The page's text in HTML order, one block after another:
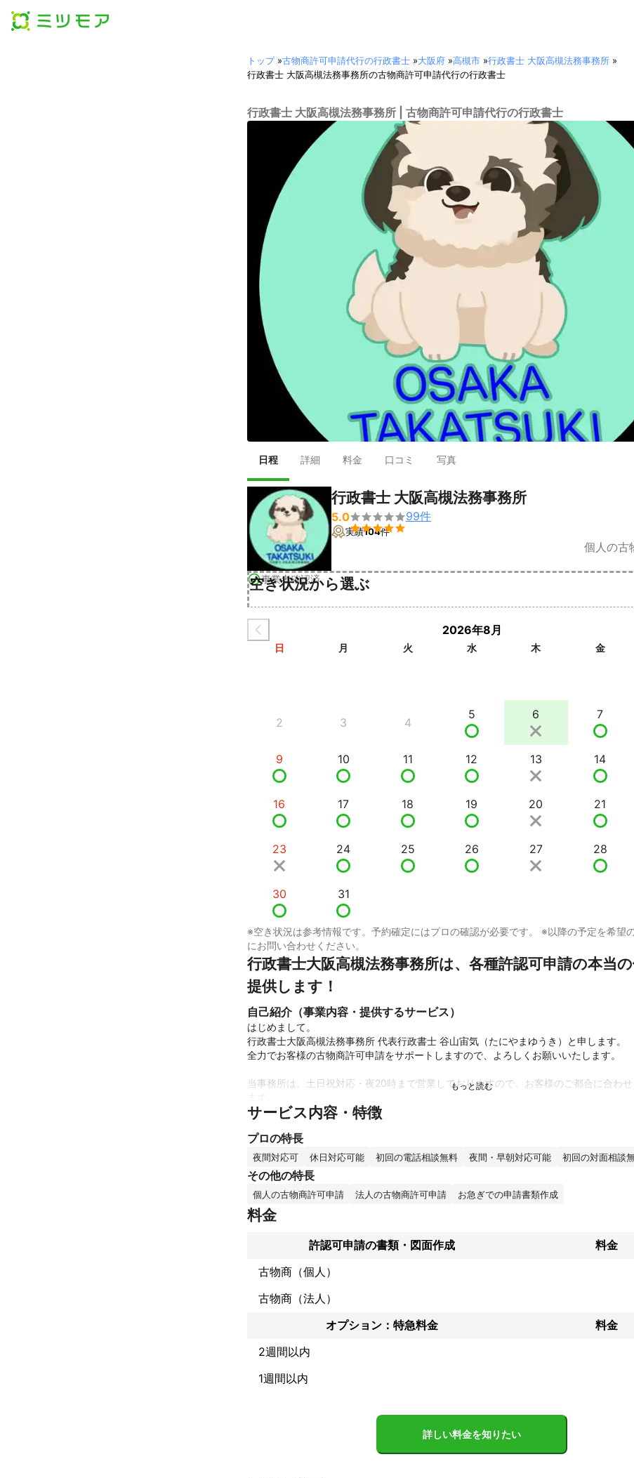
トップ»古物商許可申請代行の行政書士 »大阪府 »高槻市 »行政書士 大阪高槻法務事務所 »
行政書士 大阪高槻法務事務所の古物商許可申請代行の行政書士
行政書士 大阪高槻法務事務所 | 古物商許可申請代行の行政書士
日程 詳細 料金 口コミ 写真
事業者確認済
行政書士 大阪高槻法務事務所
5.0

99件
実績104件
個人の古
空き状況から選ぶ
2026年8月
日 月 火 水 木 金
2 3 4
5 6 7
9 10 11 12 13 14
16 17 18 19 20 21
23 24 25 26 27 28
30 31
※空き状況は参考情報です。予約確定にはプロの確認が必要です。 ※以降の予定を希望
にお問い合わせください。
行政書士大阪高槻法務事務所は、各種許認可申請の本当
提供します！
自己紹介（事業内容・提供するサービス）
はじめまして。
行政書士大阪高槻法務事務所 代表行政書士 谷山宙気（たにやまゆうき）と申します。
全力でお客様の古物商許可申請をサポートしますので、よろしくお願いいたします。
当事務所は、土日祝対応・夜20時まで営業しておりますので、お客様のご都合に合わせ
許認可申請の書類にご捺印をいただくときも、近くであれば、お伺いします。
古物商許可申請は実績のある当事務所にお任せください！
これまでの実績
古物商許可申請（新規申請）につきましては、行政書士補助者時代から担当しておりま
速に対応することができます。
ミツモアからのお客様にとても喜んでいただけた実績がございます。
宜しくお願い致します。
古物商許可は警察署とのやりとりが生じます。
得も代理致します。
さいませ。
サービス内容・特徴
プロの特長
夜間対応可 休日対応可能 初回の電話相談無料 夜間・早朝対応可能 初回の対面相談
その他の特長
個人の古物商許可申請 法人の古物商許可申請 お急ぎでの申請書類作成
料金
許認可申請の書類・図面作成
料金
古物商（個人）
古物商（法人）
オプション：特急料金
料金
2週間以内
1週間以内
詳しい料金を知りたい